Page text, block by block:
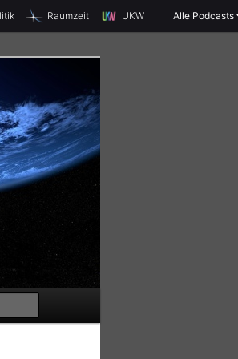
Raumzeit UKW Alle Podcasts
u